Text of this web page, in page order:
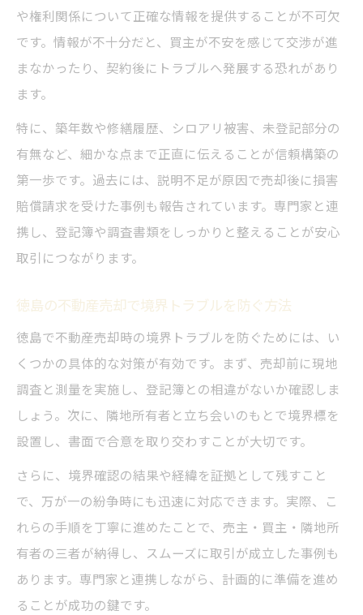
や権利関係について正確な情報を提供することが不可欠
です。情報が不十分だと、買主が不安を感じて交渉が進
まなかったり、契約後にトラブルへ発展する恐れがあり
ます。
特に、築年数や修繕履歴、シロアリ被害、未登記部分の
有無など、細かな点まで正直に伝えることが信頼構築の
第一歩です。過去には、説明不足が原因で売却後に損害
賠償請求を受けた事例も報告されています。専門家と連
携し、登記簿や調査書類をしっかりと整えることが安心
取引につながります。
徳島の不動産売却で境界トラブルを防ぐ方法
徳島で不動産売却時の境界トラブルを防ぐためには、い
くつかの具体的な対策が有効です。まず、売却前に現地
調査と測量を実施し、登記簿との相違がないか確認しま
しょう。次に、隣地所有者と立ち会いのもとで境界標を
設置し、書面で合意を取り交わすことが大切です。
さらに、境界確認の結果や経緯を証拠として残すこと
で、万が一の紛争時にも迅速に対応できます。実際、こ
れらの手順を丁寧に進めたことで、売主・買主・隣地所
有者の三者が納得し、スムーズに取引が成立した事例も
あります。専門家と連携しながら、計画的に準備を進め
ることが成功の鍵です。